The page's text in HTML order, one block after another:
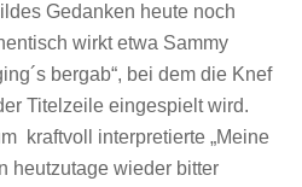
Gedanken heute noch
wirkt etwa Sammy
bergab“, bei dem die Knef
Titelzeile eingespielt wird.
kraftvoll interpretierte „Meine
heutzutage wieder bitter